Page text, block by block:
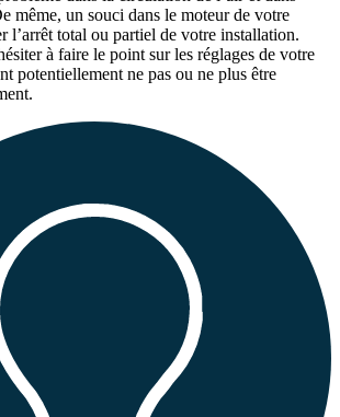
même, un souci dans le moteur de votre
l’arrêt total ou partiel de votre installation.
à faire le point sur les réglages de votre
potentiellement ne pas ou ne plus être